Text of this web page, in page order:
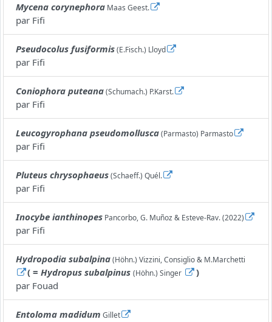
Mycena corynephora Maas Geest.
par Fifi
Pseudocolus fusiformis(E.Fisch.) Lloyd
par Fifi
Coniophora puteana(Schumach.) P.Karst.
par Fifi
Leucogyrophana pseudomollusca(Parmasto) Parmasto
par Fifi
Pluteus chrysophaeus(Schaeff.) Quél.
par Fifi
Inocybe ianthinopes Pancorbo, G. Muñoz & Esteve-Rav. (2022)
par Fifi
Hydropodia subalpina(Höhn.) Vizzini, Consiglio & M.Marchetti
( =Hydropus subalpinus (Höhn.) Singer
)
par Fouad
Entoloma madidum Gillet